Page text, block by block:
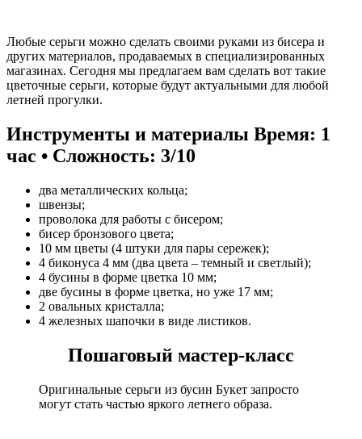
Любые серьги можно сделать своими руками из бисера и
других материалов, продаваемых в специализированных
магазинах. Сегодня мы предлагаем вам сделать вот такие
цветочные серьги, которые будут актуальными для любой
летней прогулки.
Инструменты и материалы Время: 1
час • Сложность: 3/10
два металлических кольца;
швензы;
проволока для работы с бисером;
бисер бронзового цвета;
10 мм цветы (4 штуки для пары сережек);
4 биконуса 4 мм (два цвета – темный и светлый);
4 бусины в форме цветка 10 мм;
две бусины в форме цветка, но уже 17 мм;
2 овальных кристалла;
4 железных шапочки в виде листиков.
Пошаговый мастер-класс
Оригинальные серьги из бусин Букет запросто
могут стать частью яркого летнего образа.